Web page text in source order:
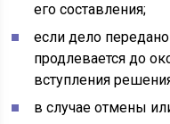
его составления;
если дело
продлевается до
вступления
в случае отмены